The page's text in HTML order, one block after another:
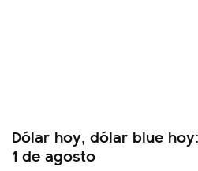
Dólar hoy, dólar blue
1 de agosto